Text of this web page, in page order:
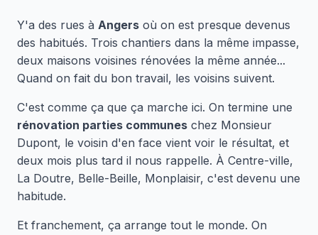
Y'a des rues à Angers où on est presque devenus
des habitués. Trois chantiers dans la même impasse,
deux maisons voisines rénovées la même année...
Quand on fait du bon travail, les voisins suivent.
C'est comme ça que ça marche ici. On termine une
rénovation parties communes chez Monsieur
Dupont, le voisin d'en face vient voir le résultat, et
deux mois plus tard il nous rappelle. À Centre-ville,
La Doutre, Belle-Beille, Monplaisir, c'est devenu une
habitude.
Et franchement, ça arrange tout le monde. On